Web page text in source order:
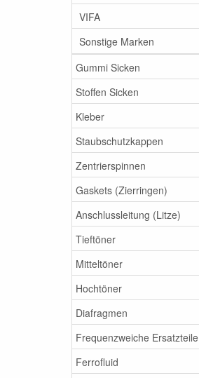
VIFA
Sonstige Marken
Gummi Sicken
Stoffen Sicken
Kleber
Staubschutzkappen
Zentrierspinnen
Gaskets (Zierringen)
Anschlussleitung (Litze)
Tieftöner
Mitteltöner
Hochtöner
Diafragmen
Frequenzweiche Ersatzteile
Ferrofluid